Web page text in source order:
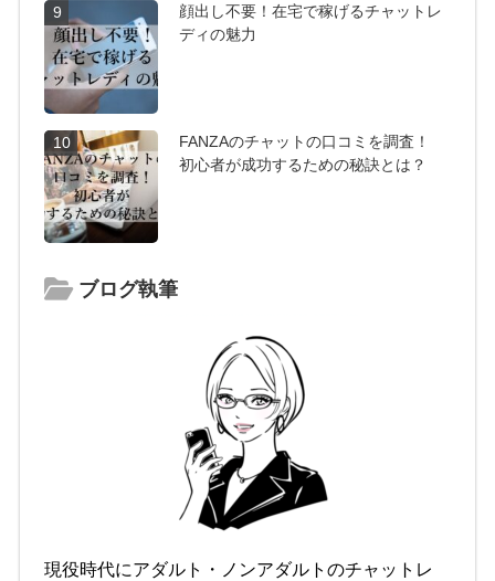
9
顔出し不要！在宅で稼げるチャットレ
ディの魅力
10
FANZAのチャットの口コミを調査！
初心者が成功するための秘訣とは？
ブログ執筆
現役時代にアダルト・ノンアダルトのチャットレ